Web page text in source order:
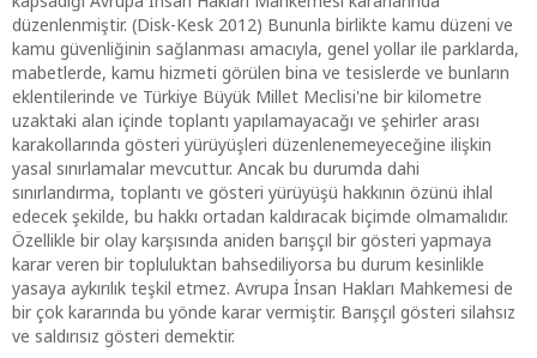
düzenlenmiştir. (Disk-Kesk 2012) Bununla birlikte kamu düzeni ve
kamu güvenliğinin sağlanması amacıyla, genel yollar ile parklarda,
mabetlerde, kamu hizmeti görülen bina ve tesislerde ve bunların
eklentilerinde ve Türkiye Büyük Millet Meclisi'ne bir kilometre
uzaktaki alan içinde toplantı yapılamayacağı ve şehirler arası
karakollarında gösteri yürüyüşleri düzenlenemeyeceğine ilişkin
yasal sınırlamalar mevcuttur. Ancak bu durumda dahi
sınırlandırma, toplantı ve gösteri yürüyüşü hakkının özünü ihlal
edecek şekilde, bu hakkı ortadan kaldıracak biçimde olmamalıdır.
Özellikle bir olay karşısında aniden barışçıl bir gösteri yapmaya
karar veren bir topluluktan bahsediliyorsa bu durum kesinlikle
yasaya aykırılık teşkil etmez. Avrupa İnsan Hakları Mahkemesi de
bir çok kararında bu yönde karar vermiştir. Barışçıl gösteri silahsız
ve saldırısız gösteri demektir.